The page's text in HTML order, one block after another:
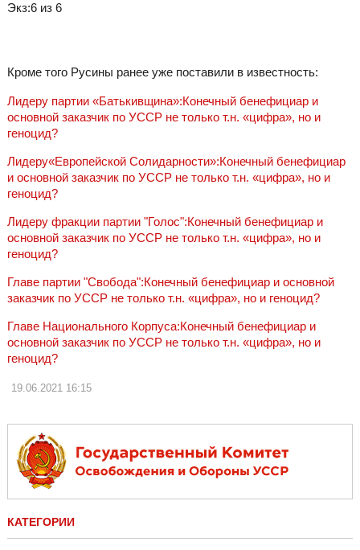
Экз:6 из 6
Кроме того Русины ранее уже поставили в известность:
Лидеру партии «Батькивщина»:Конечный бенефициар и
основной заказчик по УССР не только т.н. «цифра», но и
геноцид?
Лидеру«Европейской Солидарности»:Конечный бенефициар
и основной заказчик по УССР не только т.н. «цифра», но и
геноцид?
Лидеру фракции партии "Голос":Конечный бенефициар и
основной заказчик по УССР не только т.н. «цифра», но и
геноцид?
Главе партии "Свобода":Конечный бенефициар и основной
заказчик по УССР не только т.н. «цифра», но и геноцид?
Главе Национального Корпуса:Конечный бенефициар и
основной заказчик по УССР не только т.н. «цифра», но и
геноцид?
19.06.2021 16:15
КАТЕГОРИИ